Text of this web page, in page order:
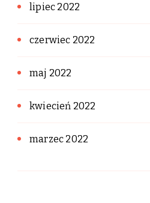
lipiec 2022
czerwiec 2022
maj 2022
kwiecień 2022
marzec 2022